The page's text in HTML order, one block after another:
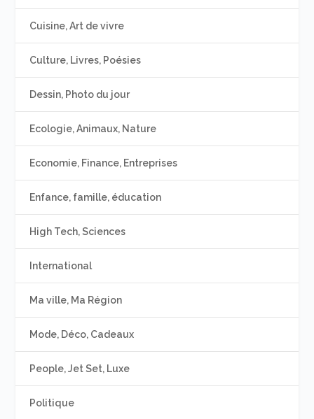
Cuisine, Art de vivre
Culture, Livres, Poésies
Dessin, Photo du jour
Ecologie, Animaux, Nature
Economie, Finance, Entreprises
Enfance, famille, éducation
High Tech, Sciences
International
Ma ville, Ma Région
Mode, Déco, Cadeaux
People, Jet Set, Luxe
Politique